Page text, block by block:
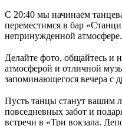
С 20:40 мы начинаем
переместимся в бар
непринужденной атмосфере.
Делайте фото, общайтесь и
атмосферой и отличной
запоминающегося вечера с
Пусть танцы станут вашим
повседневных забот и
встречи в «Три вокзала.